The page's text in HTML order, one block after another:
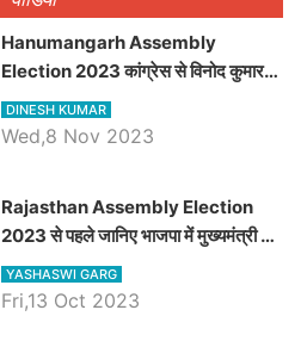
Hanumangarh Assembly
Election 2023 कांग्रेस से विनोद कुमार
चौधरी तो अमित चौधरी होंगे भाजपा उम्मीदवार,
जानिये हनुमानगढ़ विधानसभा सीट के ताजा
DINESH KUMAR
Wed,8 Nov 2023
Rajasthan Assembly Election
2023 से पहले जानिए भाजपा में मुख्यमंत्री का
सबसे लोकप्रिय चेहरा कौनसा ?
YASHASWI GARG
Fri,13 Oct 2023